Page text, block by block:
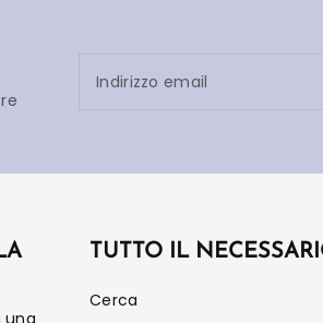
Indirizzo email
TUTTO IL
Cerca